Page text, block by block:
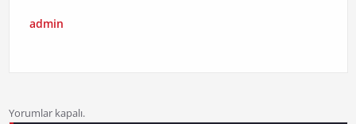
admin
Yorumlar kapalı.